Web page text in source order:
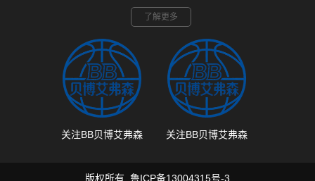
了解更多
关注BB贝博艾弗森 关注BB贝博艾弗森
版权所有 鲁ICP备13004315号-3